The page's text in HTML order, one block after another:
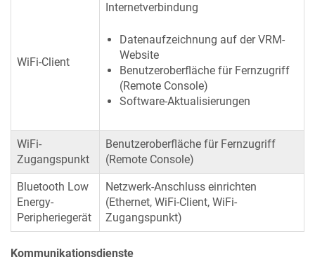
WiFi-Client
Internetverbindung
Datenaufzeichnung auf der VRM-
Website
Benutzeroberfläche für Fernzugriff
(Remote Console)
Software-Aktualisierungen
WiFi-
Zugangspunkt
Benutzeroberfläche für Fernzugriff
(Remote Console)
Bluetooth Low
Energy-
Peripheriegerät
Netzwerk-Anschluss einrichten
(Ethernet, WiFi-Client, WiFi-
Zugangspunkt)
Kommunikationsdienste